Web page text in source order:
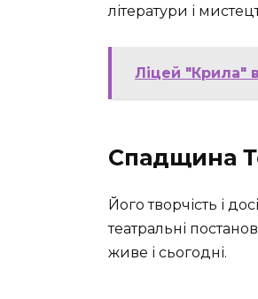
літератури і
Ліцей "Крила"
Спадщина
Його творчість і
театральні
живе і сьогодні.